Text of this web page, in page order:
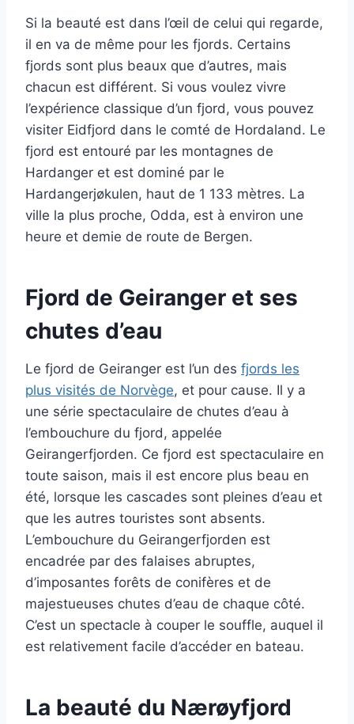
Si la beauté est dans l’œil de celui qui regarde,
il en va de même pour les fjords. Certains
fjords sont plus beaux que d’autres, mais
chacun est différent. Si vous voulez vivre
l’expérience classique d’un fjord, vous pouvez
visiter Eidfjord dans le comté de Hordaland. Le
fjord est entouré par les montagnes de
Hardanger et est dominé par le
Hardangerjøkulen, haut de 1 133 mètres. La
ville la plus proche, Odda, est à environ une
heure et demie de route de Bergen.
Fjord de Geiranger et ses
chutes d’eau
Le fjord de Geiranger est l’un des fjords les
plus visités de Norvège, et pour cause. Il y a
une série spectaculaire de chutes d’eau à
l’embouchure du fjord, appelée
Geirangerfjorden. Ce fjord est spectaculaire en
toute saison, mais il est encore plus beau en
été, lorsque les cascades sont pleines d’eau et
que les autres touristes sont absents.
L’embouchure du Geirangerfjorden est
encadrée par des falaises abruptes,
d’imposantes forêts de conifères et de
majestueuses chutes d’eau de chaque côté.
C’est un spectacle à couper le souffle, auquel il
est relativement facile d’accéder en bateau.
La beauté du Nærøyfjord